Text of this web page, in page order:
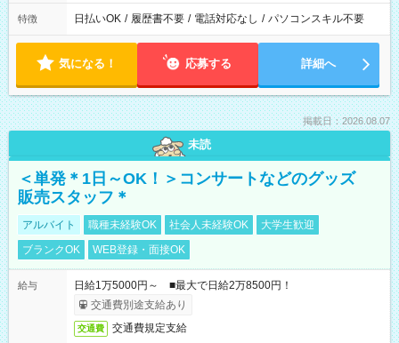
特徴 日払いOK / 履歴書不要 / 電話対応なし / パソコンスキル不要
気になる！ 応募する 詳細へ
掲載日：2026.08.07
未読
＜単発＊1日～OK！＞コンサートなどのグッズ
販売スタッフ＊
アルバイト 職種未経験OK 社会人未経験OK
大学生歓迎
ブランクOK
WEB登録・面接OK
給与
日給1万5000円～ ■最大で日給2万8500円！
交通費別途支給あり
交通費 交通費規定支給